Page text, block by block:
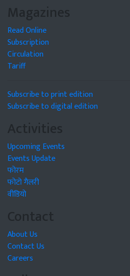
Magazines
Read Online
Subscription
Circulation
Tariff
Subscribe to print edition
Subscribe to digital edition
Activities
Upcoming Events
Events Update
फोरम
फोटो गैलरी
वीडियो
Contact
About Us
Contact Us
Careers